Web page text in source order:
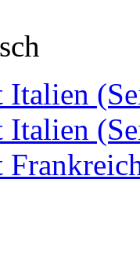
Italien
Italien